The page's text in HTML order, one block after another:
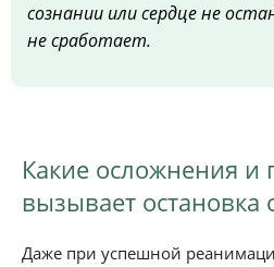
сознании или сердце не
не сработает.
Какие осложнения и
вызывает остановка
Даже при успешной